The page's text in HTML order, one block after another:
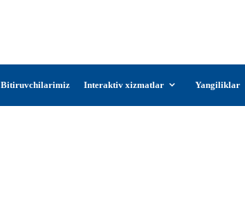
Bitiruvchilarimiz Interaktiv xizmatlar Yangiliklar